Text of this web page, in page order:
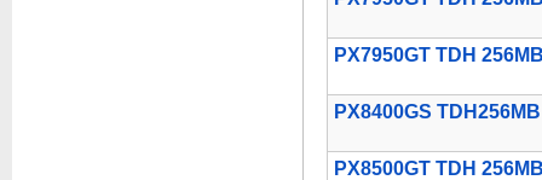
PX7950GT TDH
PX8400GS
PX8500GT TDH